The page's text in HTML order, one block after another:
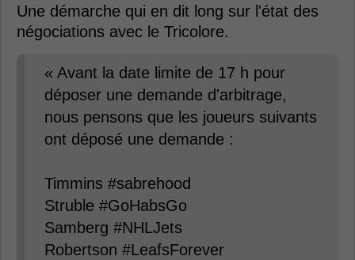
Une démarche qui en dit long sur l'état des
négociations avec le Tricolore.
« Avant la date limite de 17 h pour
déposer une demande d'arbitrage,
nous pensons que les joueurs suivants
ont déposé une demande :
Timmins #sabrehood
Struble #GoHabsGo
Samberg #NHLJets
Robertson #LeafsForever